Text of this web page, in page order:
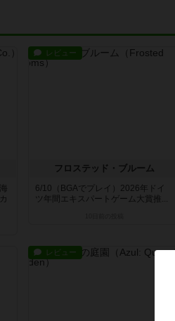
レビュー
フロステッド・ブルーム
6/10（BGAでプレイ）2026年ドイ
ツ年間エキスパートゲーム大賞推...
レビュー